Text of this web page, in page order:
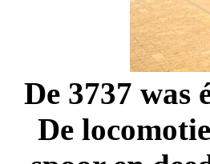
De 3737 was
De